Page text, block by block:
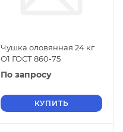
Чушка оловянная 24 кг
О1 ГОСТ 860-75
По запросу
КУПИТЬ